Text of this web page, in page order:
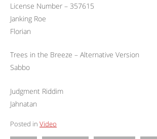
License Number – 357615
Janking Roe
Florian
Trees in the Breeze – Alternative Version
Sabbo
Judgment Riddim
Jahnatan
Posted in Video